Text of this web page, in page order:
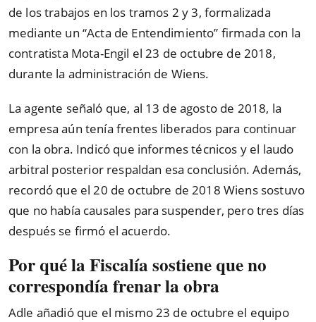
de los trabajos en los tramos 2 y 3, formalizada
mediante un “Acta de Entendimiento” firmada con la
contratista Mota-Engil el 23 de octubre de 2018,
durante la administración de Wiens.
La agente señaló que, al 13 de agosto de 2018, la
empresa aún tenía frentes liberados para continuar
con la obra. Indicó que informes técnicos y el laudo
arbitral posterior respaldan esa conclusión. Además,
recordó que el 20 de octubre de 2018 Wiens sostuvo
que no había causales para suspender, pero tres días
después se firmó el acuerdo.
Por qué la Fiscalía sostiene que no
correspondía frenar la obra
Adle añadió que el mismo 23 de octubre el equipo